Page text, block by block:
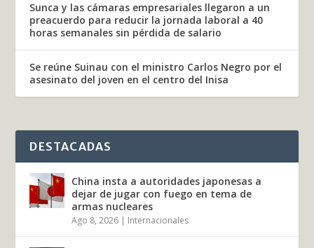
Sunca y las cámaras empresariales llegaron a un
preacuerdo para reducir la jornada laboral a 40
horas semanales sin pérdida de salario
Se reúne Suinau con el ministro Carlos Negro por el
asesinato del joven en el centro del Inisa
DESTACADAS
China insta a autoridades japonesas a
dejar de jugar con fuego en tema de
armas nucleares
Ago 8, 2026 | Internacionales